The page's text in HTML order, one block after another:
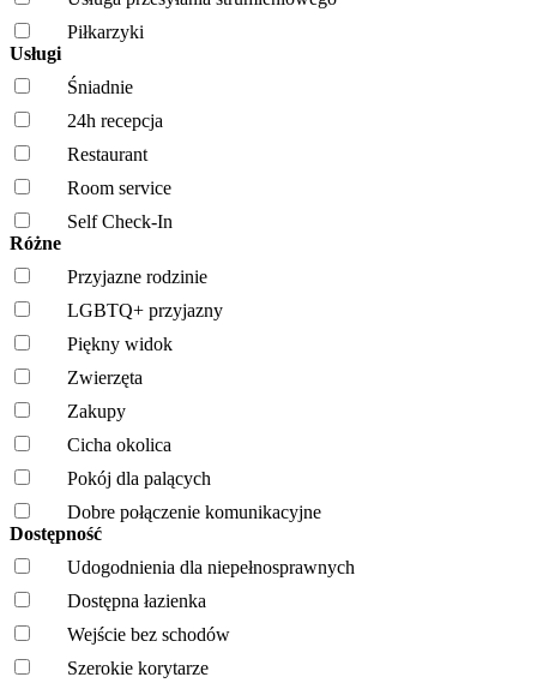
Piłkarzyki
Usługi
Śniadnie
24h recepcja
Restaurant
Room service
Self Check-In
Różne
Przyjazne rodzinie
LGBTQ+ przyjazny
Piękny widok
Zwierzęta
Zakupy
Cicha okolica
Pokój dla palących
Dobre połączenie komunikacyjne
Dostępność
Udogodnienia dla niepełnosprawnych
Dostępna łazienka
Wejście bez schodów
Szerokie korytarze